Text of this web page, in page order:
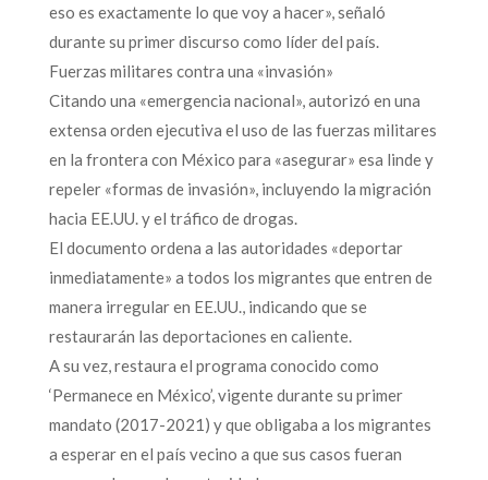
eso es exactamente lo que voy a hacer», señaló
durante su primer discurso como líder del país.
Fuerzas militares contra una «invasión»
Citando una «emergencia nacional», autorizó en una
extensa orden ejecutiva el uso de las fuerzas militares
en la frontera con México para «asegurar» esa linde y
repeler «formas de invasión», incluyendo la migración
hacia EE.UU. y el tráfico de drogas.
El documento ordena a las autoridades «deportar
inmediatamente» a todos los migrantes que entren de
manera irregular en EE.UU., indicando que se
restaurarán las deportaciones en caliente.
A su vez, restaura el programa conocido como
‘Permanece en México’, vigente durante su primer
mandato (2017-2021) y que obligaba a los migrantes
a esperar en el país vecino a que sus casos fueran